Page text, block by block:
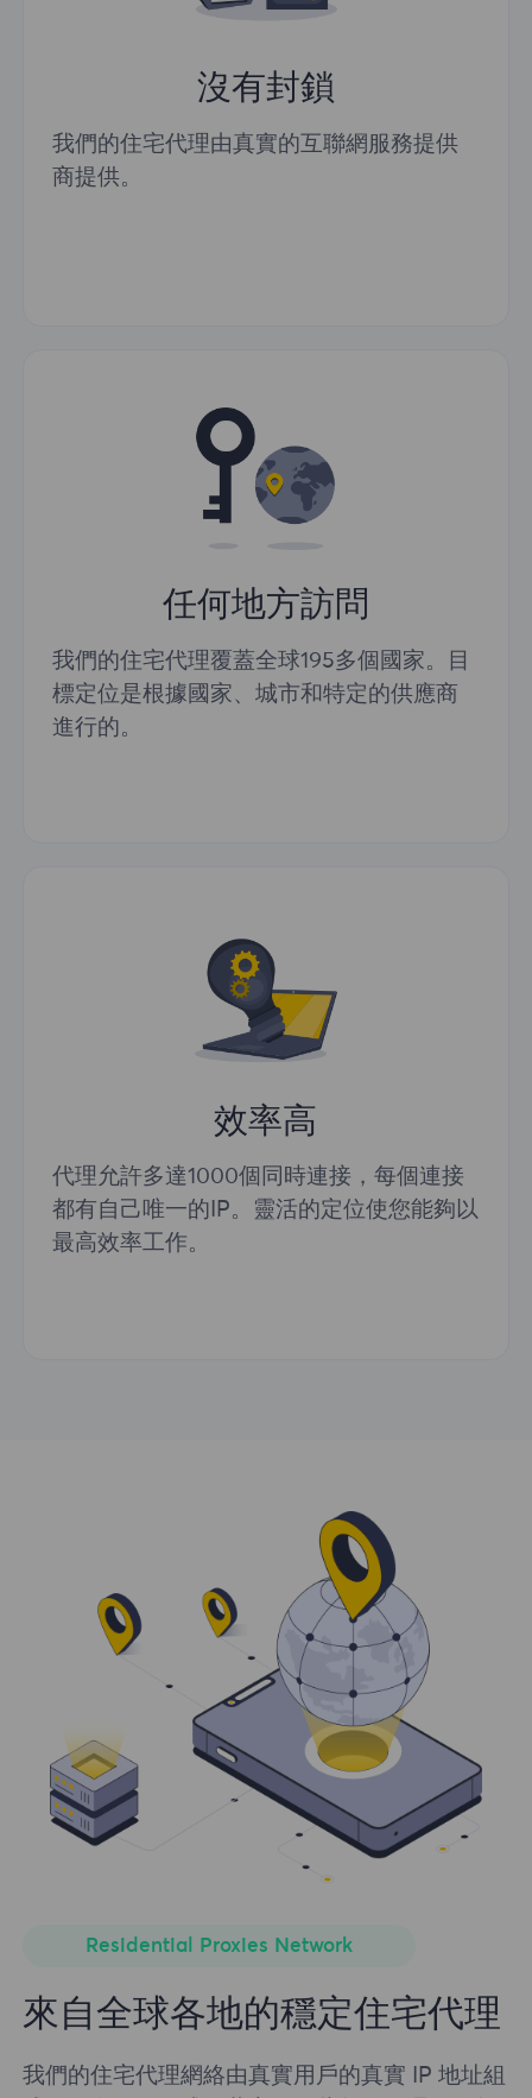
沒有封鎖
我們的住宅代理由真實的互聯網服務提供
商提供。
任何地方訪問
我們的住宅代理覆蓋全球195多個國家。目
標定位是根據國家、城市和特定的供應商
進行的。
效率高
代理允許多達1000個同時連接，每個連接
都有自己唯一的IP。靈活的定位使您能夠以
最高效率工作。
Residential Proxies Network
來自全球各地的穩定住宅代理
我們的住宅代理網絡由真實用戶的真實 IP 地址組